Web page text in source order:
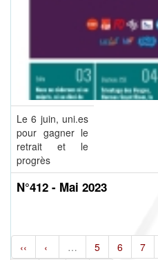
Le 6 juin, uni.es
pour gagner le
retrait et le
progrès
N°412 - Mai 2023
‹‹ ‹ … 5 6 7